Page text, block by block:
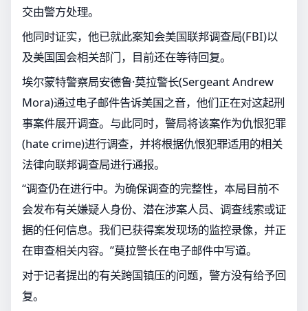
交由警方处理。
他同时证实，他已就此案知会美国联邦调查局(FBI)以
及美国国会相关部门，目前还在等待回复。
埃尔蒙特警察局安德鲁·莫拉警长(Sergeant Andrew
Mora)通过电子邮件告诉美国之音，他们正在对这起刑
事案件展开调查。与此同时，警局将该案作为仇恨犯罪
(hate crime)进行调查，并将根据仇恨犯罪适用的相关
法律向联邦调查局进行通报。
“调查仍在进行中。为确保调查的完整性，本局目前不
会发布有关嫌疑人身份、潜在涉案人员、调查线索或证
据的任何信息。我们已获得案发现场的监控录像，并正
在审查相关内容。”莫拉警长在电子邮件中写道。
对于记者提出的有关跨国镇压的问题，警方没有给予回
复。